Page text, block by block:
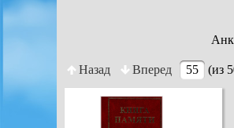
Назад Вперед 55 (из